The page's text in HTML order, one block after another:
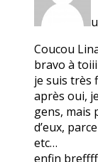
Coucou
bravo à
je suis très
après oui,
gens, mais
d’eux,
etc…
enfin breffff